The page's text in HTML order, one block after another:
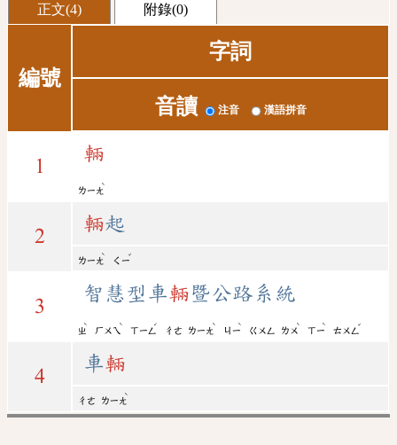
正文(4) 附錄(0)
編號
字詞
音讀 注音 漢語拼音
1
輛
ㄌㄧㄤ
ˋ
2
輛起
ㄌㄧㄤ
ˋ
ㄑㄧ
ˇ
3
智慧型車輛暨公路系統
ㄓ
ˋ
ㄏㄨㄟ
ˋ
ㄒㄧㄥ
ˊ
ㄔㄜ ㄌㄧㄤ
ˋ
ㄐㄧ
ˋ
ㄍㄨㄥ ㄌㄨ
ˋ
ㄒㄧ
ˋ
ㄊㄨㄥ
ˇ
4
車輛
ㄔㄜ ㄌㄧㄤ
ˋ